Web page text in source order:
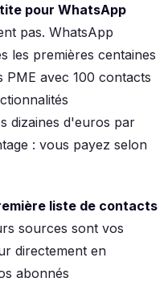
pour WhatsApp
pas. WhatsApp
les premières centaines
avec 100 contacts
dizaines d'euros par
: vous payez selon
liste de contacts
sources sont vos
directement en
abonnés